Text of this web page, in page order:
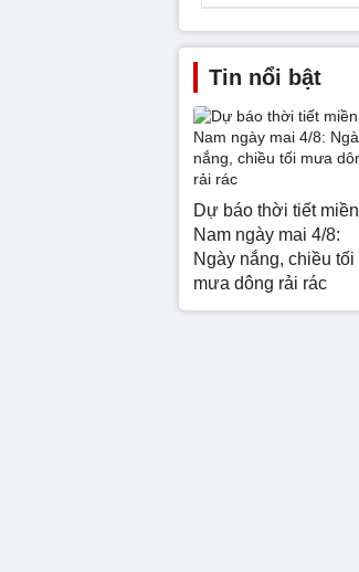
Tin nổi bật
Dự báo thời tiết miền
Nam ngày mai 4/8:
Ngày nắng, chiều tối
mưa dông rải rác